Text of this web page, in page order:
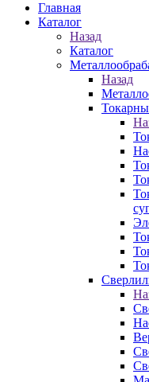
Главная
Каталог
Назад
Каталог
Назад